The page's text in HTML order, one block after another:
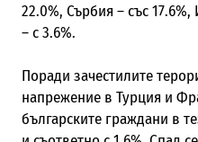
22.0%, Сърбия – със
– с 3.6%.
Поради зачестилите
напрежение в Турция и
българските граждани в